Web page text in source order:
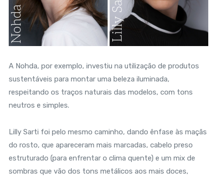
A Nohda, por exemplo, investiu na utilização de produtos
sustentáveis para montar uma beleza iluminada,
respeitando os traços naturais das modelos, com tons
neutros e simples.
Lilly Sarti foi pelo mesmo caminho, dando ênfase às maçãs
do rosto, que apareceram mais marcadas, cabelo preso
estruturado (para enfrentar o clima quente) e um mix de
sombras que vão dos tons metálicos aos mais doces,